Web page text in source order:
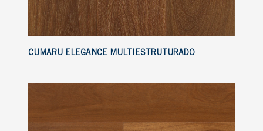
CUMARU ELEGANCE MULTIESTRUTURADO